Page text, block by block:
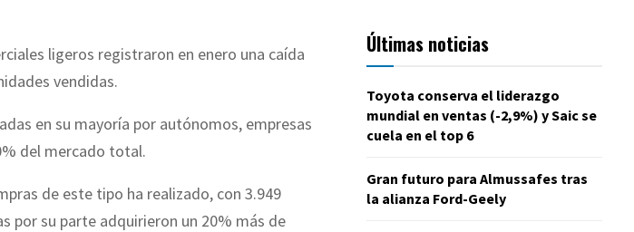
ligeros registraron en enero una caída
vendidas.
en su mayoría por autónomos, empresas
del mercado total.
de este tipo ha realizado, con 3.949
por su parte adquirieron un 20% más de
Últimas noticias
Toyota conserva el liderazgo
mundial en ventas (-2,9%) y Saic se
cuela en el top 6
Gran futuro para Almussafes tras
la alianza Ford-Geely